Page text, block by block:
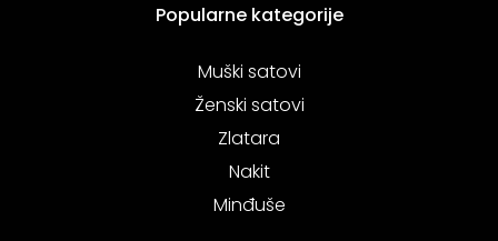
Popularne kategorije
Muški satovi
Ženski satovi
Zlatara
Nakit
Minđuše